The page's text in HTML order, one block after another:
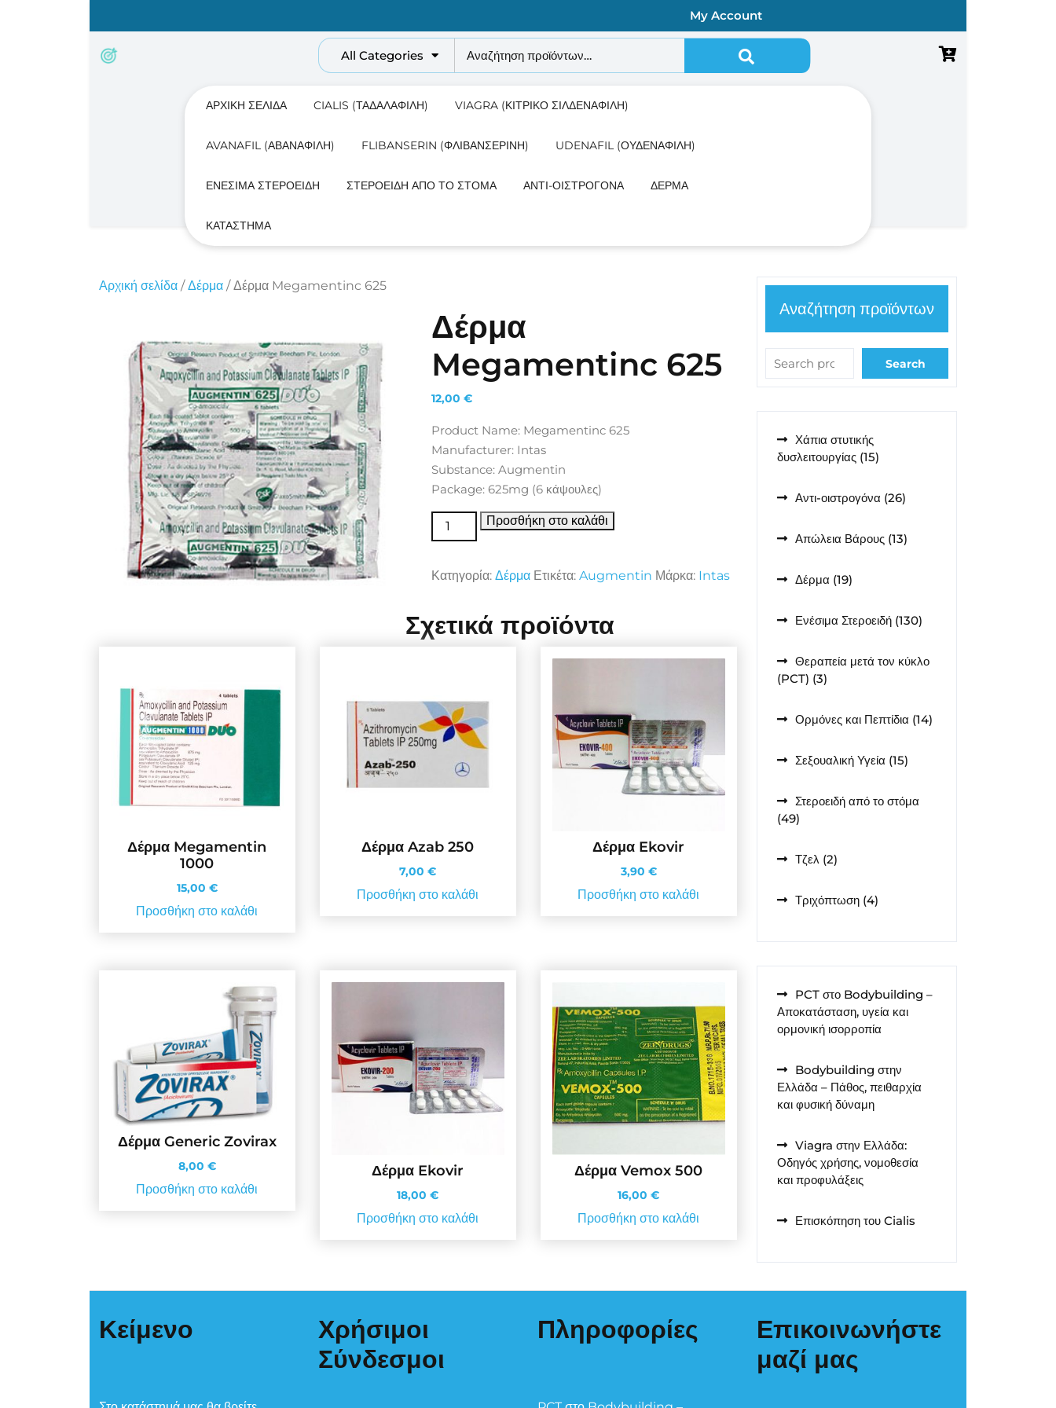
content
My Account
All Categories
Αναζήτηση για:
ΑΡΧΙΚΉ ΣΕΛΊΔΑ CIALIS (ΤΑΔΑΛΑΦΊΛΗ) VIAGRA (ΚΙΤΡΙΚΌ ΣΙΛΔΕΝΑΦΊΛΗ)
AVANAFIL (ΑΒΑΝΑΦΊΛΗ) FLIBANSERIN (ΦΛΙΒΑΝΣΕΡΊΝΗ) UDENAFIL (ΟΥΔΕΝΑΦΊΛΗ)
ΕΝΈΣΙΜΑ ΣΤΕΡΟΕΙΔΉ ΣΤΕΡΟΕΙΔΉ ΑΠΌ ΤΟ ΣΤΌΜΑ ΑΝΤΙ-ΟΙΣΤΡΟΓΌΝΑ ΔΈΡΜΑ
ΚΑΤΆΣΤΗΜΑ
Αρχική σελίδα /Δέρμα / Δέρμα Megamentinc 625
Δέρμα
Megamentinc 625
12,00 €
Product Name: Megamentinc 625
Manufacturer: Intas
Substance: Augmentin
Package: 625mg (6 κάψουλες)
Δέρμα Megamentinc 625 ποσότητα
Προσθήκη στο καλάθι
Κατηγορία: Δέρμα Ετικέτα: Augmentin Μάρκα: Intas
Σχετικά προϊόντα
Δέρμα Megamentin
1000
15,00 €
Προσθήκη στο καλάθι
Δέρμα Azab 250
7,00€
Προσθήκη στο καλάθι
Δέρμα Ekovir
3,90 €
Προσθήκη στο καλάθι
Δέρμα Generic Zovirax
8,00 €
Προσθήκη στο καλάθι
Δέρμα Ekovir
18,00€
Προσθήκη στο καλάθι
Δέρμα Vemox 500
16,00€
Προσθήκη στο καλάθι
Αναζήτηση προϊόντων
Search
Χάπια στυτικής
δυσλειτουργίας 1515
Αντι-οιστρογόνα 2626
Απώλεια Βάρους 1313
Δέρμα 1919
Ενέσιμα Στεροειδή 130130
Θεραπεία μετά τον κύκλο
(PCT) 33
Ορμόνες και Πεπτίδια 1414
Σεξουαλική Υγεία 1515
Στεροειδή από το στόμα
4949
Τζελ 22
Τριχόπτωση 44
PCT στο Bodybuilding –
Αποκατάσταση, υγεία και
ορμονική ισορροπία
Bodybuilding στην
Ελλάδα – Πάθος, πειθαρχία
και φυσική δύναμη
Viagra στην Ελλάδα:
Οδηγός χρήσης, νομοθεσία
και προφυλάξεις
Επισκόπηση του Cialis
Κείμενο
Χρήσιμοι
Σύνδεσμοι
Πληροφορίες
Επικοινωνήστε
μαζί μας